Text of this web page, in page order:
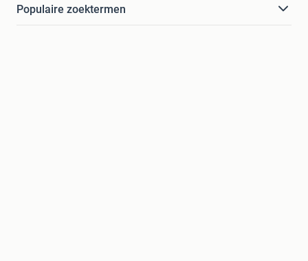
Populaire zoektermen